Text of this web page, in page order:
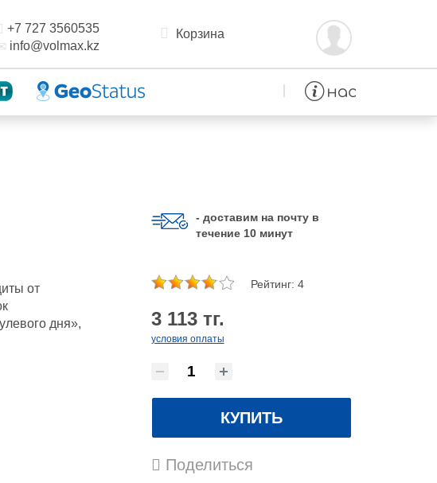
+7 727 3560535
info@volmax.kz
Корзина
от
дня»,
- доставим на почту в
течение 10 минут
Рейтинг: 4
3 113 тг.
условия оплаты
КУПИТЬ
Поделиться